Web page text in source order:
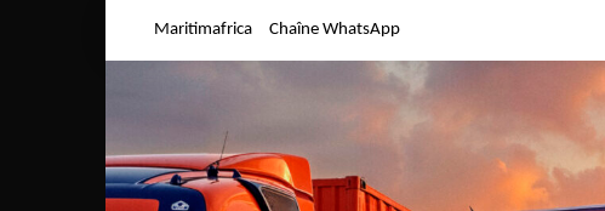
Maritimafrica Chaîne WhatsApp